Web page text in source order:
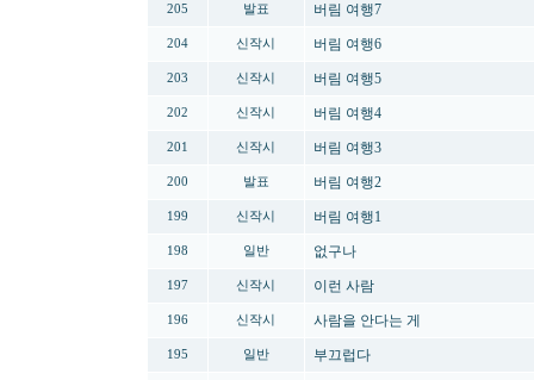
205 발표 버림 여행7
204 신작시 버림 여행6
203 신작시 버림 여행5
202 신작시 버림 여행4
201 신작시 버림 여행3
200 발표 버림 여행2
199 신작시 버림 여행1
198 일반 없구나
197 신작시 이런 사람
196 신작시 사람을 안다는 게
195 일반 부끄럽다